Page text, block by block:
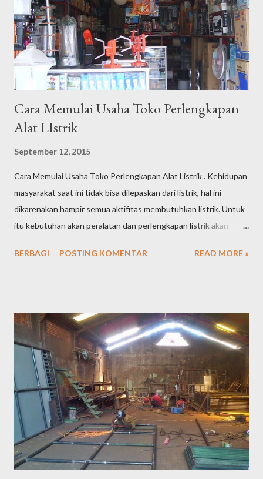
kenaikan jumlah kunjungan yang berlanjut kepada target "
buying " sebagai end process di website klien. Saat ini, saya
telah memiliki puluhan klien yang terbagi atas bisnis personal
dan bad...
Cara Memulai Usaha Toko Perlengkapan
Alat LIstrik
September 12, 2015
Cara Memulai Usaha Toko Perlengkapan Alat Listrik . Kehidupan
masyarakat saat ini tidak bisa dilepaskan dari listrik, hal ini
dikarenakan hampir semua aktifitas membutuhkan listrik. Untuk
itu kebutuhan akan peralatan dan perlengkapan listrik akan
masyarakat akan peralatan listrik tentu saja menjadikan peluang
tidak ada salahnya Anda mencoba membuka toko perlengkapan
alat listrik, karena prospeknya yang masih sangat bagus. Berikut
ini adalah beberapa cara yang bisa anda pertimbangkan dalam
memulai membuka toko perlengkapan alat listrik: Lokasi usaha
Pemilihan lokasi usaha sangat penting karena akan berpengaruh
pada perkembangan usaha toko perlengkapan alat listrik yang
akan anda rintis. Pilihlah lokasi usaha yang strategis dan mudah
d...
BERBAGI POSTING KOMENTAR READ MORE »